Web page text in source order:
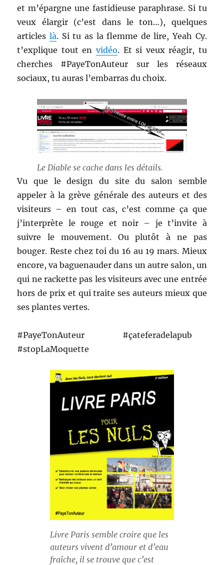
et m’épargne une fastidieuse paraphrase. Si tu
veux élargir (c’est dans le ton…), quelques
articleslà. Si tu as la flemme de lire, Yeah Cy.
t’explique tout en vidéo. Et si veux réagir, tu
cherches #PayeTonAuteur sur les réseaux
sociaux, tu auras l’embarras du choix.
Le Diable se cache dans les détails.
Vu que le design du site du salon semble
appeler à la grève générale des auteurs et des
visiteurs – en tout cas, c’est comme ça que
j’interprète le rouge et noir – je t’invite à
suivre le mouvement. Ou plutôt à ne pas
bouger. Reste chez toi du 16 au 19 mars. Mieux
encore, va baguenauder dans un autre salon, un
qui ne rackette pas les visiteurs avec une entrée
hors de prix et qui traite ses auteurs mieux que
ses plantes vertes.
#PayeTonAuteur #çateferadelapub
#stopLaMoquette
Livre Paris semble croire que les
auteurs vivent d’amour et d’eau
fraîche, il se trouve que c’est